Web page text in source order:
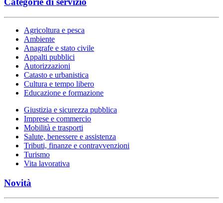
Agricoltura e pesca
Ambiente
Anagrafe e stato civile
Appalti pubblici
Autorizzazioni
Catasto e urbanistica
Cultura e tempo libero
Educazione e formazione
Giustizia e sicurezza pubblica
Imprese e commercio
Mobilità e trasporti
Salute, benessere e assistenza
Tributi, finanze e contravvenzioni
Turismo
Vita lavorativa
Novità